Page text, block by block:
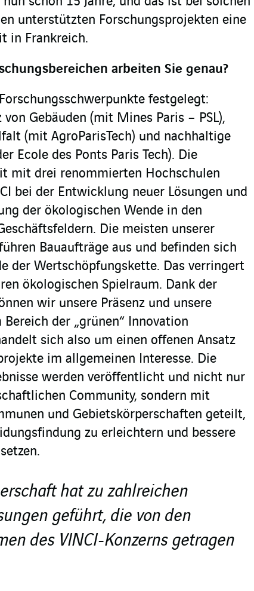
unterstützten Forschungsprojekten eine
in Frankreich.
arbeiten Sie genau?
festgelegt:
von Gebäuden (mit Mines Paris – PSL),
(mit AgroParisTech) und nachhaltige
Ecole des Ponts Paris Tech). Die
mit drei renommierten Hochschulen
bei der Entwicklung neuer Lösungen und
der ökologischen Wende in den
Die meisten unserer
Bauaufträge aus und befinden sich
der Wertschöpfungskette. Das verringert
ökologischen Spielraum. Dank der
wir unsere Präsenz und unsere
der „grünen“ Innovation
sich also um einen offenen Ansatz
im allgemeinen Interesse. Die
werden veröffentlicht und nicht nur
Community, sondern mit
und Gebietskörperschaften geteilt,
zu erleichtern und bessere
hat zu zahlreichen
geführt, die von den
des VINCI-Konzerns getragen